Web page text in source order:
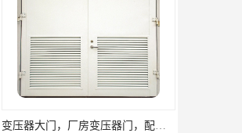
变压器大门，厂房变压器门，配电所钢大门，变压器室钢大门